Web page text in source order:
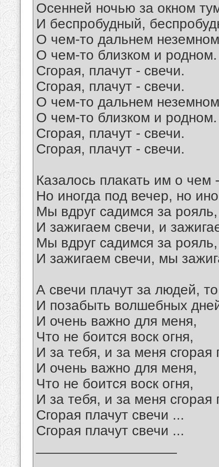
Осенней ночью за окном
И беспробудный,
О чем-то дальнем
О чем-то близком и родном.
Сгорая, плачут - свечи.
Сгорая, плачут - свечи.
О чем-то дальнем
О чем-то близком и родном.
Сгорая, плачут - свечи.
Сгорая, плачут - свечи.
Казалось плакать им о
Но иногда под вечер, но
Мы вдруг садимся за
И зажигаем свечи, и
Мы вдруг садимся за
И зажигаем свечи, мы
А свечи плачут за людей,
И позабыть волшебных
И очень важно для меня,
Что не боится воск огня,
И за тебя, и за меня сгорая
И очень важно для меня,
Что не боится воск огня,
И за тебя, и за меня сгорая
Сгорая плачут свечи ...
Сгорая плачут свечи ...